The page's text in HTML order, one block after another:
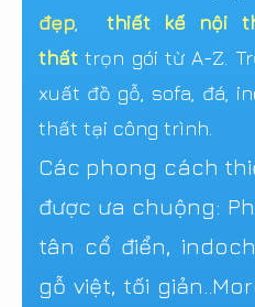
đẹp
thiết kế nội
thất trọn gói từ A-Z.
xuất đồ gỗ, sofa, đá,
thất tại công trình.
Các phong cách
được ưa chuộng:
tân cổ điển,
gỗ việt, tối